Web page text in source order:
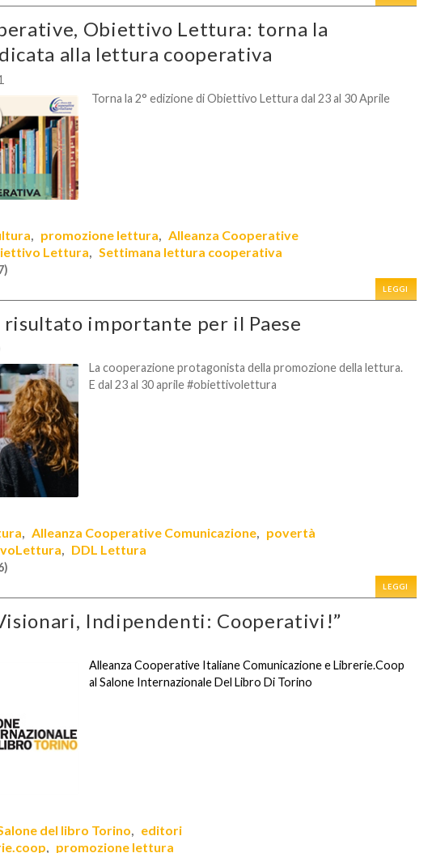
Obiettivo Lettura: torna la
alla lettura cooperativa
Torna la 2° edizione di Obiettivo Lettura dal 23 al 30 Aprile
, promozione lettura,Alleanza Cooperative
Lettura,Settimana lettura cooperativa
LEGGI
importante per il Paese
La cooperazione protagonista della promozione della lettura.
E dal 23 al 30 aprile #obiettivolettura
,Alleanza Cooperative Comunicazione, povertà
, DDL Lettura
LEGGI
Indipendenti: Cooperativi!”
Alleanza Cooperative Italiane Comunicazione e Librerie.Coop
al Salone Internazionale Del Libro Di Torino
del libro Torino, editori
, promozione lettura